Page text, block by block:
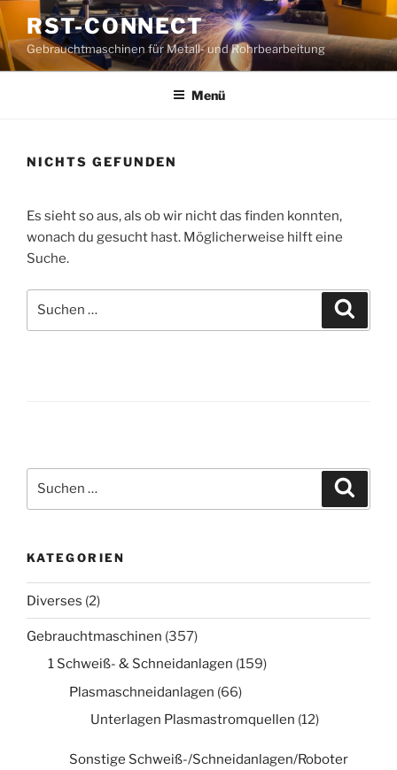
Zum
Inhalt
springen
RST-CONNECT
Gebrauchtmaschinen für Metall- und Rohrbearbeitung
Menü
NICHTS GEFUNDEN
Es sieht so aus, als ob wir nicht das finden konnten,
wonach du gesucht hast. Möglicherweise hilft eine
Suche.
nach:
nach:
KATEGORIEN
Diverses (2)
Gebrauchtmaschinen (357)
1 Schweiß- & Schneidanlagen (159)
Plasmaschneidanlagen (66)
Unterlagen Plasmastromquellen (12)
Sonstige Schweiß-/Schneidanlagen/Roboter